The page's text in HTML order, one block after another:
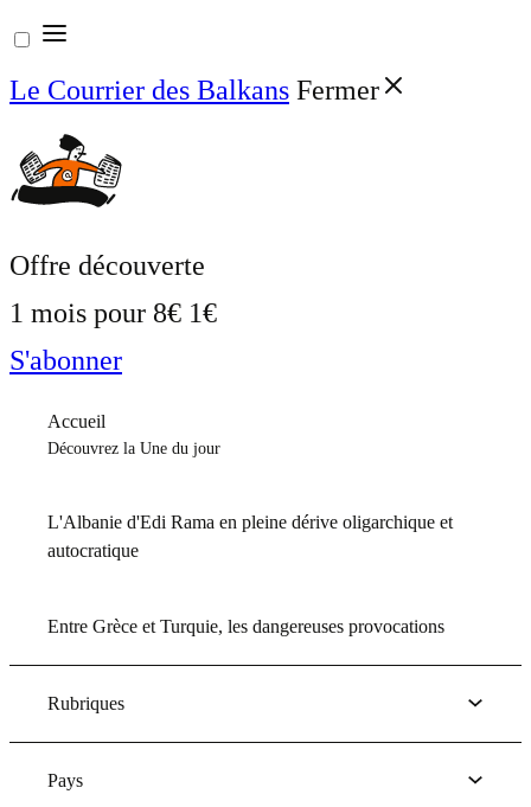
Aller
au
contenu
Le Courrier des Balkans Fermer
Offre découverte
1 mois pour 8€ 1€
S'abonner
Accueil
Découvrez la Une du jour
L'Albanie d'Edi Rama en pleine dérive oligarchique et
autocratique
Entre Grèce et Turquie, les dangereuses provocations
Rubriques
Pays